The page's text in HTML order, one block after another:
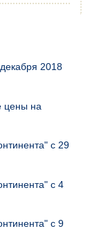
2018
цены на
с 29
с 4
с 9